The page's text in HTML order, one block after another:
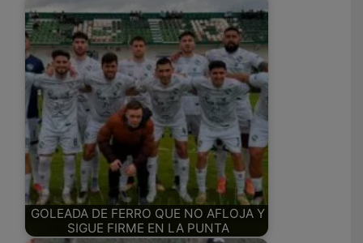
GOLEADA DE FERRO QUE NO AFLOJA Y
SIGUE FIRME EN LA PUNTA